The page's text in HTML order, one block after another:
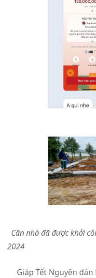
Căn nhà đã được khởi
2024
Giáp Tết Nguyên đán